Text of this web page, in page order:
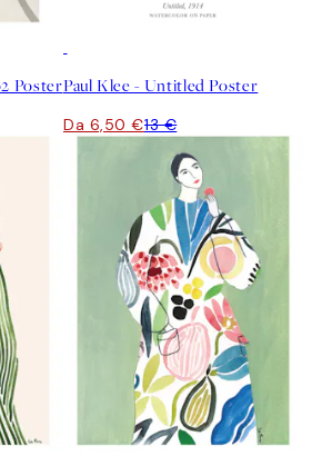
PosterPaul Klee - Untitled Poster
Da 6,50 €13 €